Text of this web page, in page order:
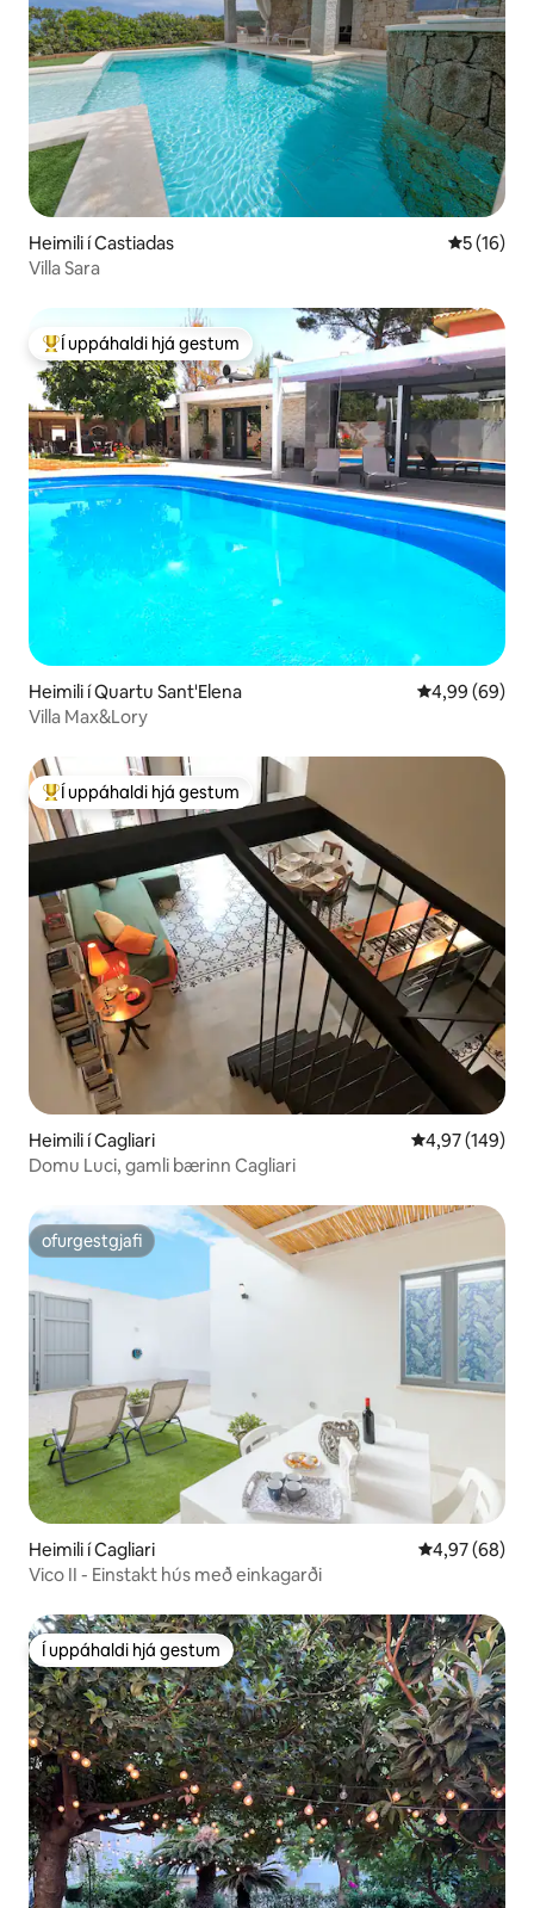
Heimili í Castiadas 5 af 5 í
5 (16)
Villa Sara
Í mestu uppáhaldi hjá gestum
Í uppáhaldi hjá gestum
Heimili í Quartu Sant'Elena 4,99 af 5 í
4,99 (69)
Villa Max&Lory
Í mestu uppáhaldi hjá gestum
Í uppáhaldi hjá gestum
Heimili í Cagliari 4,97 af 5 í
4,97 (149)
Domu Luci, gamli bærinn Cagliari
ofurgestgjafi
ofurgestgjafi
Heimili í Cagliari 4,97 af 5 í
4,97 (68)
Vico II - Einstakt hús með einkagarði
Í uppáhaldi hjá gestum
Í uppáhaldi hjá gestum